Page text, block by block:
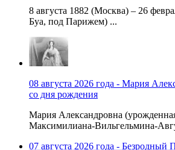
8 августа 1882 (Москва) – 26
Буа, под Парижем) ...
08 августа 2026 года - Мария
со дня рождения
Мария Александровна
Максимилиана-Вильгельмина-
07 августа 2026 года - Безродный